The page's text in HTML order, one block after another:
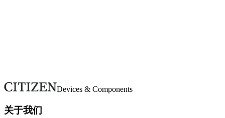
联系我们 Devices & Components
关于我们